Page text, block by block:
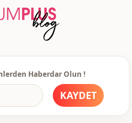
Haberdar Olun !
KAYDET